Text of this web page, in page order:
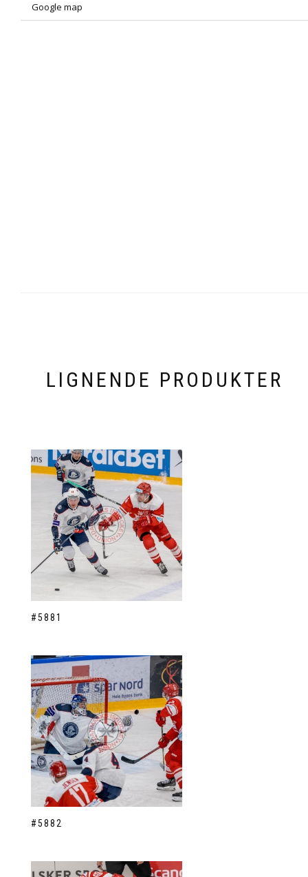
Google map
LIGNENDE PRODUKTER
#5881
#5882